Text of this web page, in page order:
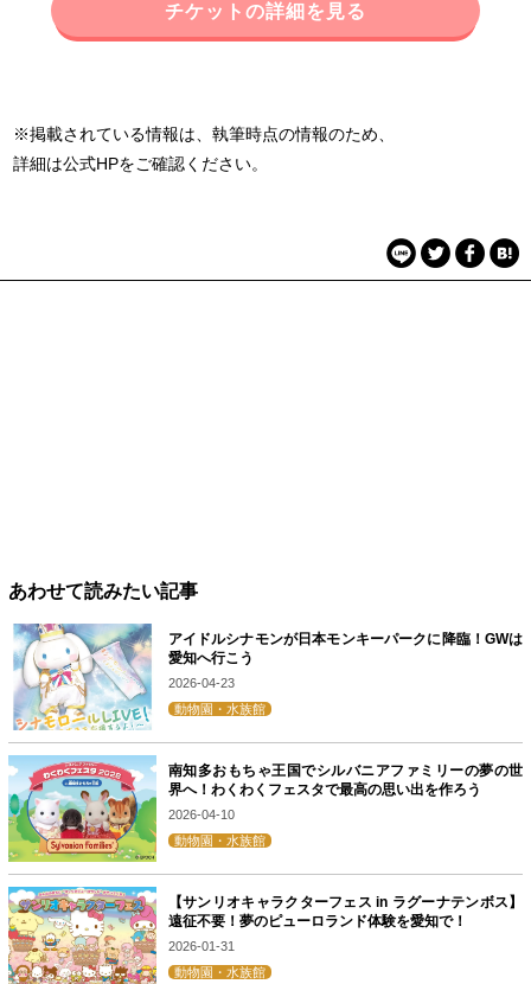
チケットの詳細を見る
※掲載されている情報は、執筆時点の情報のため、
詳細は公式HPをご確認ください。
あわせて読みたい記事
アイドルシナモンが日本モンキーパークに降臨！GWは
愛知へ行こう
2026-04-23
動物園・水族館
南知多おもちゃ王国でシルバニアファミリーの夢の世
界へ！わくわくフェスタで最高の思い出を作ろう
2026-04-10
動物園・水族館
【サンリオキャラクターフェス in ラグーナテンボス】
遠征不要！夢のピューロランド体験を愛知で！
2026-01-31
動物園・水族館